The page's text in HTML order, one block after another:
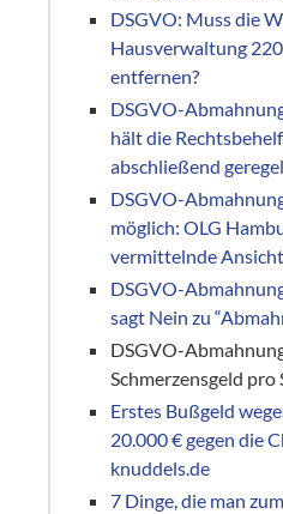
DSGVO: Muss die
Hausverwaltung
entfernen?
DSGVO-
hält die
abschließend
DSGVO-
möglich: OLG
vermittelnde Ansicht
DSGVO-
sagt Nein zu
DSGVO-
Schmerzensgeld pro
Erstes Bußgeld
20.000 € gegen die
knuddels.de
7 Dinge, die man